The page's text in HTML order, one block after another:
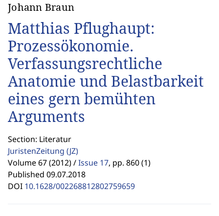
Johann Braun
Matthias Pflughaupt:
Prozessökonomie.
Verfassungsrechtliche
Anatomie und Belastbarkeit
eines gern bemühten
Arguments
Section: Literatur
JuristenZeitung (JZ)
Volume 67 (2012) /Issue 17, pp. 860 (1)
Published 09.07.2018
DOI 10.1628/002268812802759659